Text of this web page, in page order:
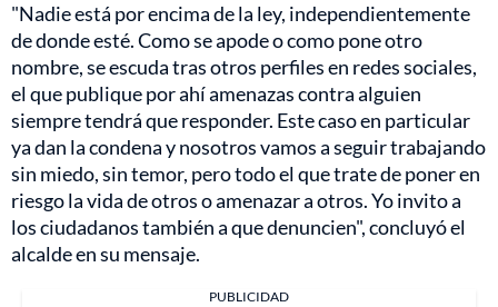
"Nadie está por encima de la ley, independientemente
de donde esté. Como se apode o como pone otro
nombre, se escuda tras otros perfiles en redes sociales,
el que publique por ahí amenazas contra alguien
siempre tendrá que responder. Este caso en particular
ya dan la condena y nosotros vamos a seguir trabajando
sin miedo, sin temor, pero todo el que trate de poner en
riesgo la vida de otros o amenazar a otros. Yo invito a
los ciudadanos también a que denuncien", concluyó el
alcalde en su mensaje.
PUBLICIDAD